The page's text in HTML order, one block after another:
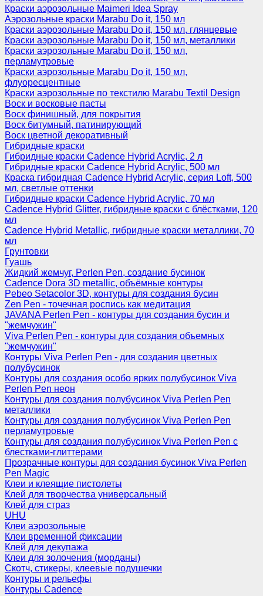
Краски аэрозольные Maimeri Idea Spray
Аэрозольные краски Marabu Do it, 150 мл
Краски аэрозольные Marabu Do it, 150 мл, глянцевые
Краски аэрозольные Marabu Do it, 150 мл, металлики
Краски аэрозольные Marabu Do it, 150 мл,
перламутровые
Краски аэрозольные Marabu Do it, 150 мл,
флуоресцентные
Краски аэрозольные по текстилю Marabu Textil Design
Воск и восковые пасты
Воск финишный, для покрытия
Воск битумный, патинирующий
Воск цветной декоративный
Гибридные краски
Гибридные краски Cadence Hybrid Acrylic, 2 л
Гибридные краски Cadence Hybrid Acrylic, 500 мл
Краска гибридная Cadence Hybrid Acrylic, серия Loft, 500
мл, светлые оттенки
Гибридные краски Cadence Hybrid Acrylic, 70 мл
Cadence Hybrid Glitter, гибридные краски с блёстками, 120
мл
Cadence Hybrid Metallic, гибридные краски металлики, 70
мл
Грунтовки
Гуашь
Жидкий жемчуг, Perlen Pen, создание бусинок
Cadence Dora 3D metallic, объёмные контуры
Pebeo Setacolor 3D, контуры для создания бусин
Zen Pen - точечная роспись как медитация
JAVANA Perlen Pen - контуры для создания бусин и
"жемчужин"
Viva Perlen Pen - контуры для создания объемных
"жемчужин"
Контуры Viva Perlen Pen - для создания цветных
полубусинок
Контуры для создания особо ярких полубусинок Viva
Perlen Pen неон
Контуры для создания полубусинок Viva Perlen Pen
металлики
Контуры для создания полубусинок Viva Perlen Pen
перламутровые
Контуры для создания полубусинок Viva Perlen Pen с
блестками-глиттерами
Прозрачные контуры для создания бусинок Viva Perlen
Pen Magic
Клеи и клеящие пистолеты
Клей для творчества универсальный
Клей для страз
UHU
Клеи аэрозольные
Клеи временной фиксации
Клей для декупажа
Клеи для золочения (морданы)
Скотч, стикеры, клеевые подушечки
Контуры и рельефы
Контуры Cadence